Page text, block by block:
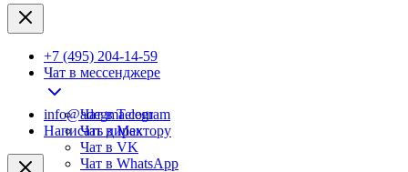
+7 (495) 204-14-59
Чат в мессенджере
Чат в Telegram
Чат в Max
Чат в VK
Чат в WhatsApp
info@adegma.com
Написать директору